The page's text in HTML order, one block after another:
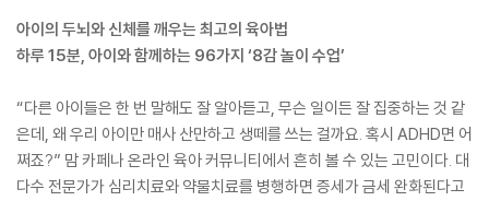
아이의 두뇌와 신체를 깨우는 최고의 육아법
하루 15분, 아이와 함께하는 96가지 ‘8감 놀이 수업’
“다른 아이들은 한 번 말해도 잘 알아듣고, 무슨 일이든 잘 집중하는 것 같
은데, 왜 우리 아이만 매사 산만하고 생떼를 쓰는 걸까요. 혹시 ADHD면 어
쩌죠?” 맘 카페나 온라인 육아 커뮤니티에서 흔히 볼 수 있는 고민이다. 대
다수 전문가가 심리치료와 약물치료를 병행하면 증세가 금세 완화된다고